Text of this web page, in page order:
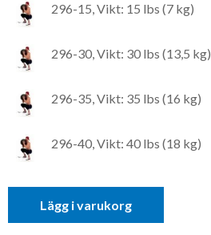
296-15, Vikt: 15 lbs (7 kg)
296-30, Vikt: 30 lbs (13,5 kg)
296-35, Vikt: 35 lbs (16 kg)
296-40, Vikt: 40 lbs (18 kg)
Lägg i varukorg